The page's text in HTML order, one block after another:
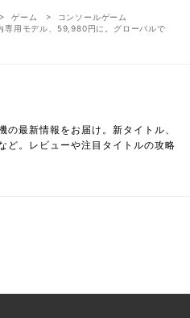
ゲーム
コンソールゲーム
用モデル、59,980円に。グローバルで
の最新情報をお届け。新タイトル、
ど。レビューや注目タイトルの攻略